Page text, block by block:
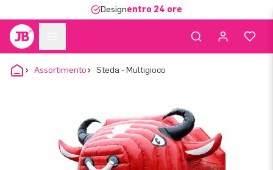
Designentro 24 ore
Assortimento Steda - Multigioco